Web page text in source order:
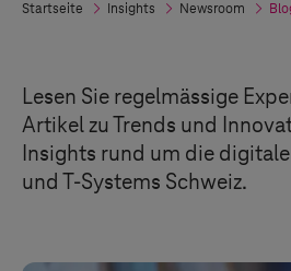
Startseite Insights Newsroom
Lesen Sie regelmässige
Artikel zu Trends und
Insights rund um die
und T-Systems Schweiz.